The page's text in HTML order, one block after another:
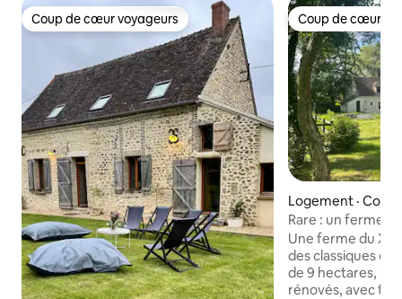
Coup de cœur voyageurs
Coup de cœur voyageurs Coup de cœur
Coup de cœur
Logement ·
Rare : un ferme
perche
Une ferme du
des classiques du
de 9 hectares, 2
rénovés, avec